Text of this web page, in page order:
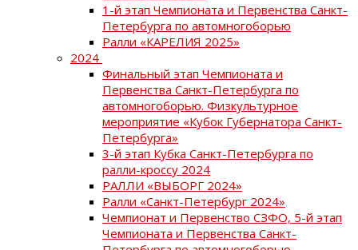
1-й этап Чемпионата и Первенства Санкт-
Петербурга по автомногоборью
Ралли «КАРЕЛИЯ 2025»
2024
Финальный этап Чемпионата и
Первенства Санкт-Петербурга по
автомногоборью. Физкультурное
мероприятие «Кубок Губернатора Санкт-
Петербурга»
3-й этап Кубка Санкт-Петербурга по
ралли-кроссу 2024
РАЛЛИ «ВЫБОРГ 2024»
Ралли «Санкт-Петербург 2024»
Чемпионат и Первенство СЗФО, 5-й этап
Чемпионата и Первенства Санкт-